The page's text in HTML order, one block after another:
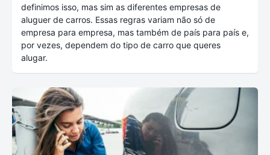
definimos isso, mas sim as diferentes empresas de
aluguer de carros. Essas regras variam não só de
empresa para empresa, mas também de país para país e,
por vezes, dependem do tipo de carro que queres
alugar.